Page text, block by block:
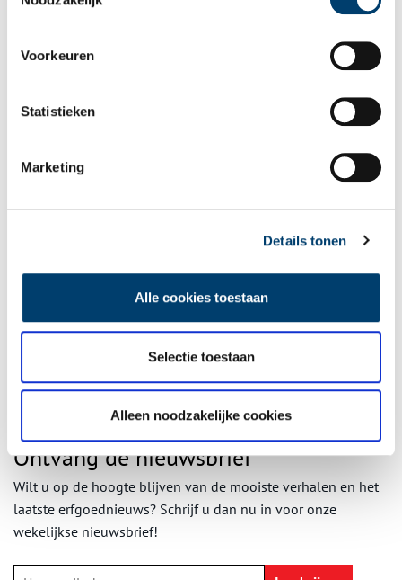
Voorkeuren
Statistieken
Marketing
Details tonen
Alle cookies toestaan
Selectie toestaan
Alleen noodzakelijke cookies
plaats van een schaar. Met zijn linkerhand trekt hij een korte lok
houdt. Terecht of niet, er waren destijds ook stemmen te horen
tegen dit gedachteloos botvieren van frustratie: ‘De moffen zijn
was nu eenmaal voor iedereen weer even wennen.
meest aansprekende oorlogsfoto’s van Noord-Holland. Deze
selectie is op 15 januari 2020 in het provinciehuis te Haarlem
100 oorlogsfoto’s die eind maart bekendgemaakt wordt. Houd de
van de selectieprocedure.
Publicatiedatum: 21/01/2020
Ontvang de nieuwsbrief
Wilt u op de hoogte blijven van de mooiste verhalen en het
laatste erfgoednieuws? Schrijf u dan nu in voor onze
wekelijkse nieuwsbrief!